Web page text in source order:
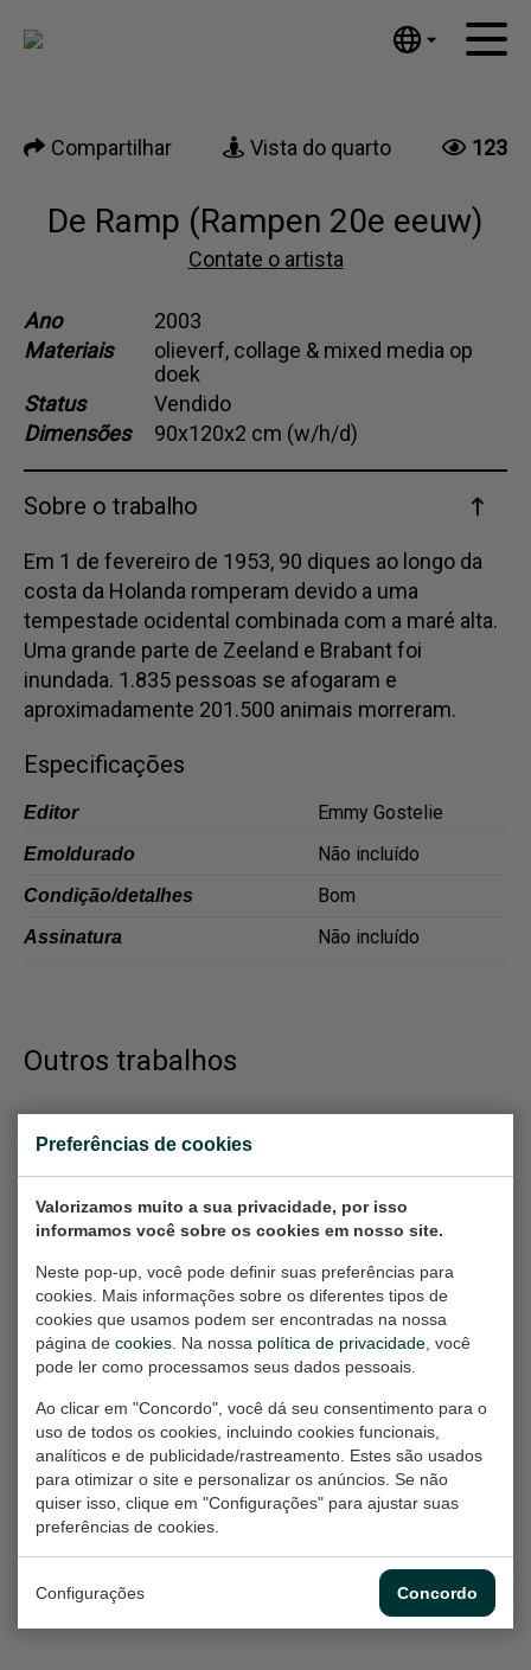
Preferências de cookies
Valorizamos muito a sua privacidade, por isso
informamos você sobre os cookies em nosso site.
Neste pop-up, você pode definir suas preferências para
cookies. Mais informações sobre os diferentes tipos de
cookies que usamos podem ser encontradas na nossa
página de cookies . Na nossa política de privacidade , você
pode ler como processamos seus dados pessoais.
Ao clicar em "Concordo", você dá seu consentimento para o
uso de todos os cookies, incluindo cookies funcionais,
analíticos e de publicidade/rastreamento. Estes são usados
para otimizar o site e personalizar os anúncios. Se não
quiser isso, clique em "Configurações" para ajustar suas
preferências de cookies.
Configurações Concordo
Español
汉语/中文
العربية
Deutsch
Italiano
Dansk
Norsk
Obras de arte
Notícias
Contato
Compartilhar Vista do quarto 123
De Ramp (Rampen 20e eeuw)
Contate o artista
Ano
2003
Materiais
olieverf, collage & mixed media op
doek
Status
Vendido
Dimensões
90x120x2 cm (w/h/d)
Sobre o trabalho
Em 1 de fevereiro de 1953, 90 diques ao longo da
costa da Holanda romperam devido a uma
tempestade ocidental combinada com a maré alta.
Uma grande parte de Zeeland e Brabant foi
inundada. 1.835 pessoas se afogaram e
aproximadamente 201.500 animais morreram.
Especificações
Editor Emmy Gostelie
Emoldurado Não incluído
Condição/detalhes Bom
Assinatura Não incluído
Outros trabalhos
Work on paper, 50x70 cm
(w/h)
€360,-
(w/h/d)
€2.760,-
Huiskat I Domestic
cat
Work on paper, 40x30 cm
(w/h)
€210,-
Paard I Horse
Work on paper, 40x30 cm
(w/h)
€210,-
Gerbils
Work on paper, 40x30 cm
Painting, 90x120x2 cm